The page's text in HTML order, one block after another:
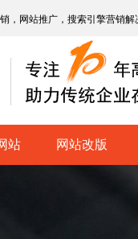
，网站推广，搜索引擎营销
站 网站改版